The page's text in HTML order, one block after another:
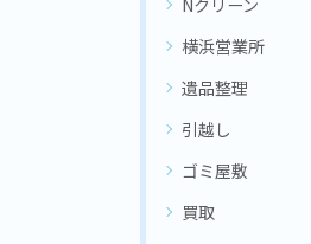
Nクリーン
横浜営業所
遺品整理
引越し
ゴミ屋敷
買取